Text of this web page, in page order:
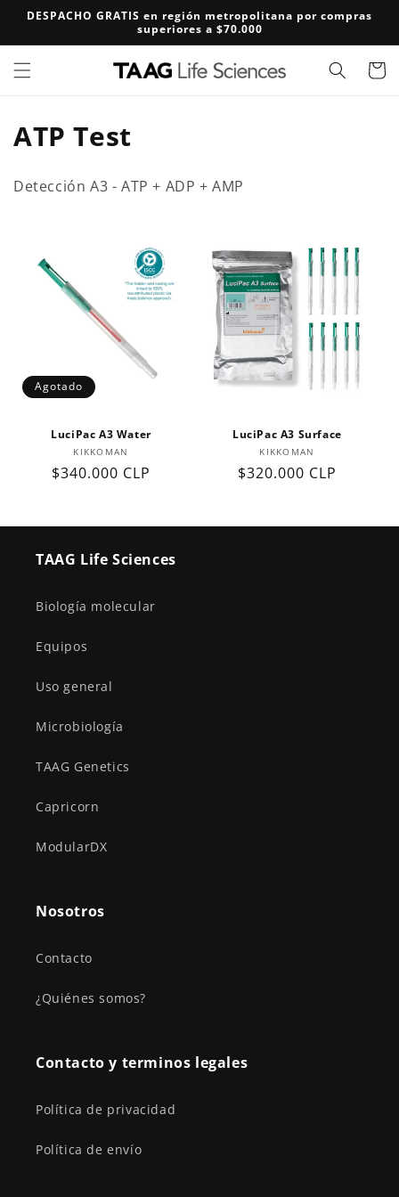
directamente
DESPACHO GRATIS en región metropolitana por compras
superiores a $70.000
Carrito
C
ó
ATP Test
Detección A3 - ATP + ADP + AMP
Agotado
LuciPac A3 Water
Proveedor:
KIKKOMAN
Precio
$340.000 CLP
LuciPac A3 Surface
Proveedor:
KIKKOMAN
Precio
$320.000 CLP
TAAG Life Sciences
Biología molecular
Equipos
Uso general
Microbiología
TAAG Genetics
Capricorn
ModularDX
Nosotros
Contacto
¿Quiénes somos?
Contacto y terminos legales
Política de privacidad
Política de envío